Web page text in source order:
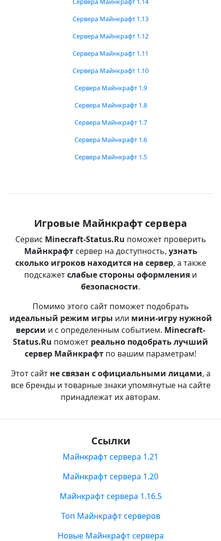
Сервера Майнкрафт 1.13
Сервера Майнкрафт 1.12
Сервера Майнкрафт 1.11
Сервера Майнкрафт 1.10
Сервера Майнкрафт 1.9
Сервера Майнкрафт 1.8
Сервера Майнкрафт 1.7
Сервера Майнкрафт 1.6
Сервера Майнкрафт 1.5
Игровые Майнкрафт сервера
Сервис Minecraft-Status.Ru поможет проверить
Майнкрафтсервер на доступность, узнать
сколько игроков находится на сервер, а также
подскажетслабые стороны оформления и
безопасности.
Помимо этого сайт поможет подобрать
идеальный режим игры или мини-игру нужной
версии и с определенным событием. Minecraft-
Status.Ru поможет реально подобрать лучший
сервер Майнкрафт по вашим параметрам!
Этот сайт не связан с официальными лицами, а
все бренды и товарные знаки упомянутые на сайте
принадлежат их авторам.
Ссылки
Майнкрафт сервера 1.21
Майнкрафт сервера 1.20
Майнкрафт сервера 1.16.5
Топ Майнкрафт серверов
Новые Майнкрафт сервера